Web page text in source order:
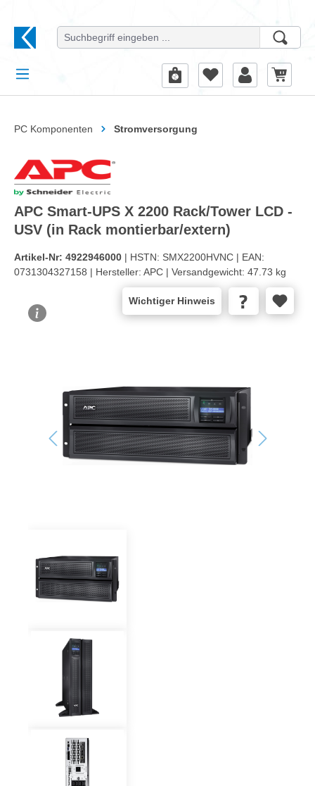
PC Komponenten Stromversorgung
APC Smart-UPS X 2200 Rack/Tower LCD -
USV (in Rack montierbar/extern)
Artikel-Nr: 4922946000 | HSTN: SMX2200HVNC | EAN:
0731304327158 | Hersteller: APC | Versandgewicht: 47.73 kg
Wichtiger Hinweis